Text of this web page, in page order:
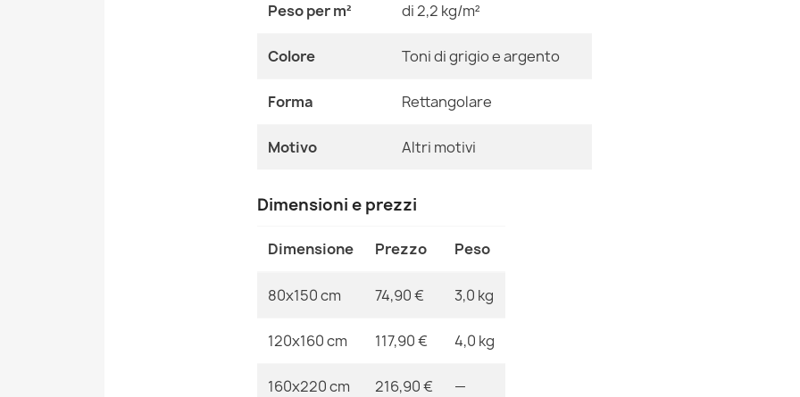
Peso per m² di 2,2 kg/m²
Colore Toni di grigio e argento
Forma Rettangolare
Motivo Altri motivi
Dimensioni e prezzi
Dimensione Prezzo Peso
80x150 cm 74,90 € 3,0 kg
120x160 cm 117,90 € 4,0 kg
160x220 cm 216,90 € —